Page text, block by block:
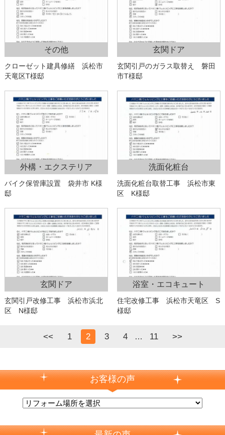
その他
クローゼット建具修繕 浜松市
天竜区T様邸
玄関ドア
玄関引戸のガラス取替え 磐田
市T様邸
外構・エクステリア
バイク保管庫設置 袋井市 K様
邸
洗面化粧台
洗面化粧台取替工事 浜松市東
区 K様邸
玄関ドア
玄関引戸改修工事 浜松市浜北
区 N様邸
浴室・エコキュート
住宅改修工事 浜松市天竜区 S
様邸
<< 1 2 3 4 … 11 >>
お客様の声